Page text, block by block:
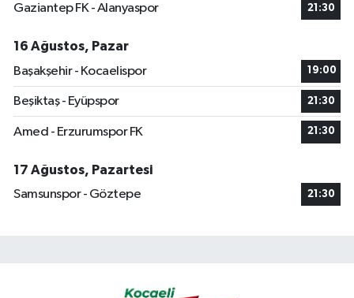
Gaziantep FK - Alanyaspor 21:30
16 Ağustos, Pazar
Başakşehir - Kocaelispor
19:00
Beşiktaş - Eyüpspor 21:30
Amed - Erzurumspor FK 21:30
17 Ağustos, Pazartesi
Samsunspor - Göztepe
21:30